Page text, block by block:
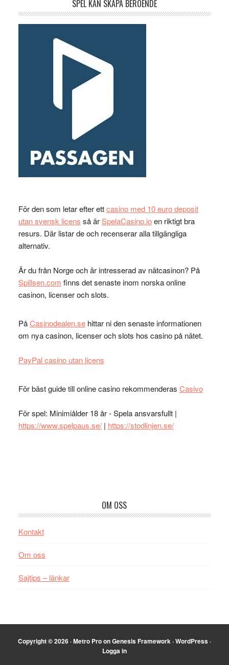
SPEL KAN SKAPA BEROENDE
För den som letar efter ettcasino med 10 euro deposit
utan svensk licens så ärSpelaCasino.ioen riktigt bra
resurs. Där listar de och recenserar alla tillgängliga
alternativ.
Är du från Norge och är intresserad av nätcasinon? På
Spillsen.com finns det senaste inom norska online
casinon, licenser och slots.
PåCasinodealen.sehittar ni den senaste informationen
om nya casinon, licenser och slots hos casino på nätet.
PayPal casino utan licens
För bäst guide till online casino rekommenderas Casivo
För spel: Minimiålder 18 år - Spela ansvarsfullt |
https://www.spelpaus.se/| https://stodlinjen.se/
OM OSS
Kontakt
Om oss
Sajtips – länkar
Copyright © 2026 ·Metro ProonGenesis Framework ·WordPress ·
Logga in